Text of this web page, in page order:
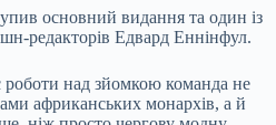
основний видання та один із
редакторів Едвард Еннінфул.
роботи над зйомкою команда не
африканських монархів, а й